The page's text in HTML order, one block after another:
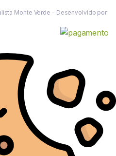
Monte Verde - Desenvolvido por